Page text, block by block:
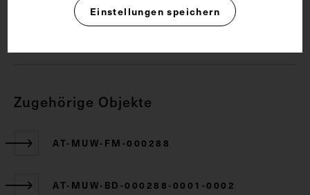
Zugehörige Objekte
AT-MUW-FM-000288
AT-MUW-BD-000288-0001-0002
Einstellungen speichern